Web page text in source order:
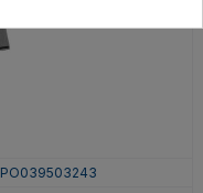
PO039503243